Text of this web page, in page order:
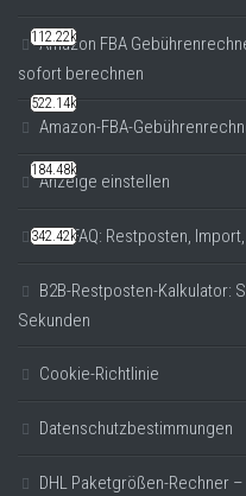
Amazon FBA
sofort berechnen
Amazon-FBA-
Anzeige einstellen
B2B-FAQ: Restposten,
B2B-Restposten-Kalkulator:
Sekunden
Cookie-Richtlinie
Datenschutzbestimmungen
DHL Paketgrößen-Rechner
112.22k
522.14k
184.48k
342.42k